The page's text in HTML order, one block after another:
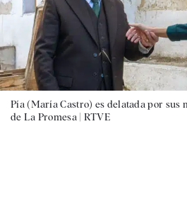
Pía (María Castro) es delatada por sus
de La Promesa | RTVE